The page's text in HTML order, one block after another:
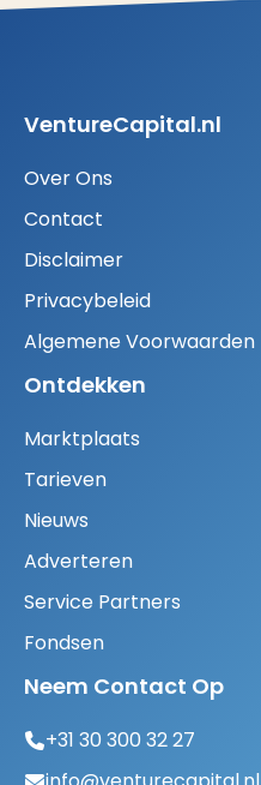
VentureCapital.nl
Over Ons
Contact
Disclaimer
Privacybeleid
Algemene Voorwaarden
Ontdekken
Marktplaats
Tarieven
Nieuws
Adverteren
Service Partners
Fondsen
Neem Contact Op
+31 30 300 32 27